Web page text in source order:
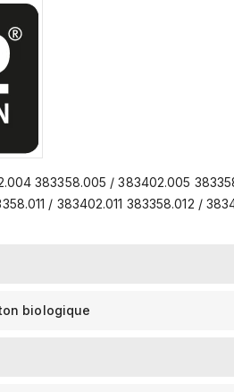
383358.005 / 383402.005
/ 383402.011 383358.012 /
biologique